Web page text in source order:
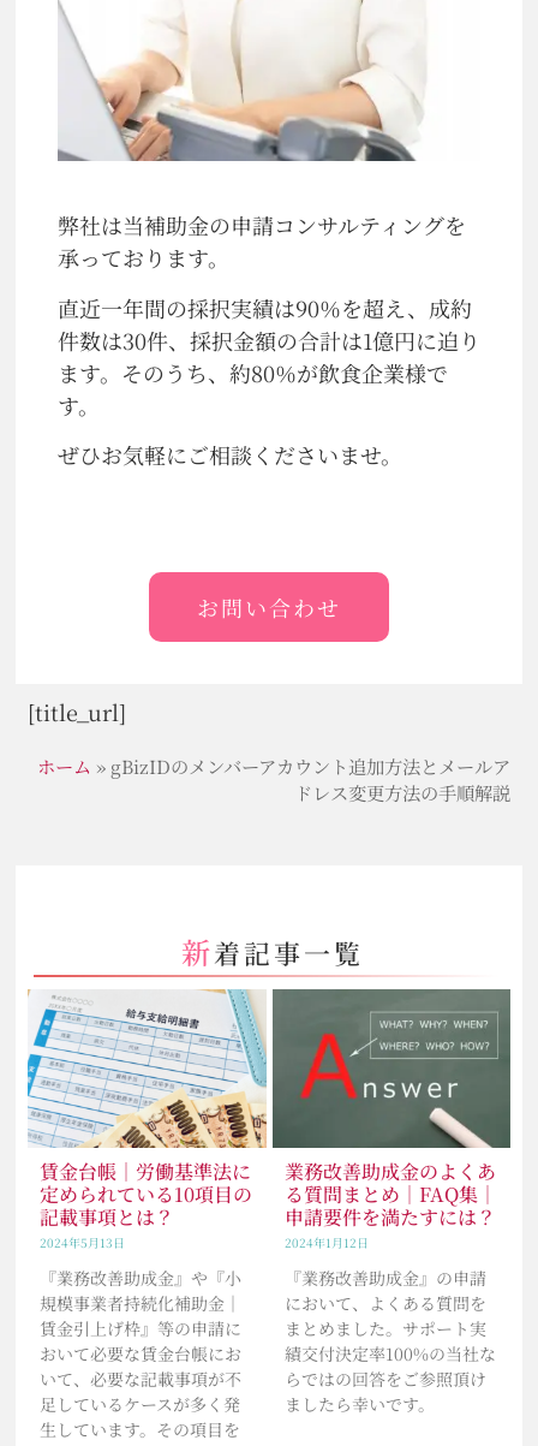
弊社は当補助金の申請コンサルティングを
承っております。
直近一年間の採択実績は90％を超え、成約
件数は30件、採択金額の合計は1億円に迫り
ます。そのうち、約80％が飲食企業様で
す。
ぜひお気軽にご相談くださいませ。
お問い合わせ
[title_url]
ホーム » gBizIDのメンバーアカウント追加方法とメールア
ドレス変更方法の手順解説
新着記事一覧
賃金台帳｜労働基準法に
定められている10項目の
記載事項とは？
2024年5月13日
『業務改善助成金』や『小
規模事業者持続化補助金｜
賃金引上げ枠』等の申請に
おいて必要な賃金台帳にお
いて、必要な記載事項が不
足しているケースが多く発
生しています。その項目を
業務改善助成金のよくあ
る質問まとめ｜FAQ集｜
申請要件を満たすには？
2024年1月12日
『業務改善助成金』の申請
において、よくある質問を
まとめました。サポート実
績交付決定率100%の当社な
らではの回答をご参照頂け
ましたら幸いです。